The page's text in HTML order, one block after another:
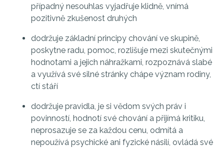
případný nesouhlas vyjadřuje klidně, vnímá
pozitivně zkušenost druhých
dodržuje základní principy chování ve skupině,
poskytne radu, pomoc, rozlišuje mezi skutečnými
hodnotami a jejich náhražkami, rozpoznává slabé
a využívá své silné stránky chápe význam rodiny,
ctí stáří
dodržuje pravidla, je si vědom svých práv i
povinností, hodnotí své chování a přijímá kritiku,
neprosazuje se za každou cenu, odmítá a
nepoužívá psychické ani fyzické násilí, ovládá své